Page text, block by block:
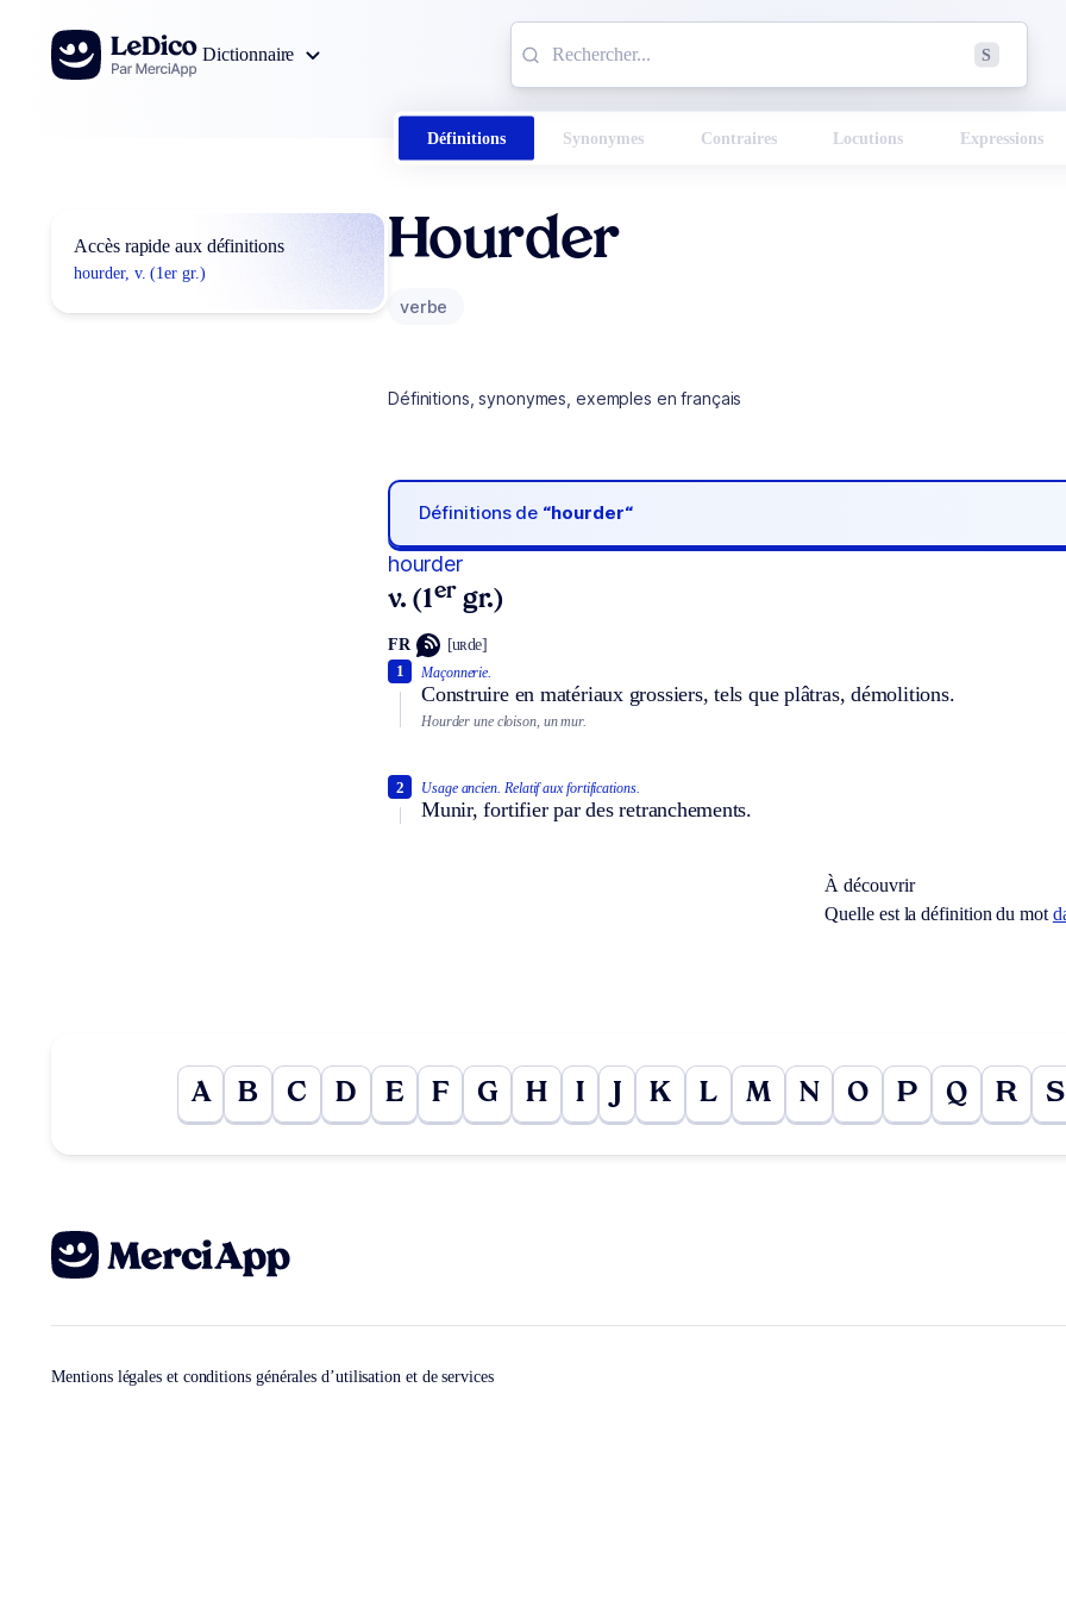
Aller au contenu
Dictionnaire
S
Définitions Synonymes Contraires Locutions Expressions
Accès rapide aux définitions
hourder, v. (1er gr.)
Hourder
verbe
Définitions, synonymes, exemples en français
Définitions de “hourder“
hourder
v. (1er gr.)
FR [uʀde]
Maçonnerie.
Construire en matériaux grossiers, tels que plâtras, démolitions.
1
Hourder une cloison, un mur.
Usage ancien. Relatif aux fortifications.
Munir, fortifier par des retranchements.
2
À découvrir
Quelle est la définition du mot
A B C D E F G H I J K L M N O P Q R S
Mentions légales et conditions générales d’utilisation et de services